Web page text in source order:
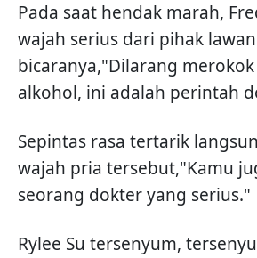
Pada saat hendak marah,
wajah serius dari pihak lawan
bicaranya,"Dilarang
alkohol, ini adalah perintah
Sepintas rasa tertarik
wajah pria tersebut,"Kamu
seorang dokter yang serius."
Rylee Su tersenyum,